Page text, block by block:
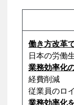
働き方改革
日本の労働
業務効率化
経費削減
従業員のロ
業務効率化